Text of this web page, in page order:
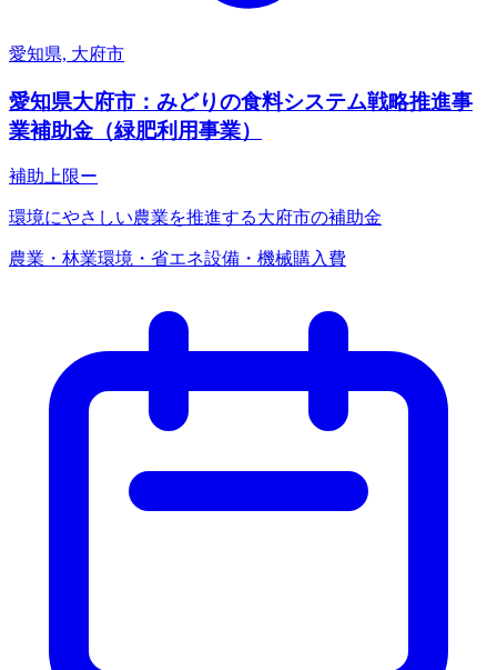
愛知県, 大府市
愛知県大府市：みどりの食料システム戦略推進事
業補助金（緑肥利用事業）
補助上限ー
環境にやさしい農業を推進する大府市の補助金
農業・林業環境・省エネ設備・機械購入費